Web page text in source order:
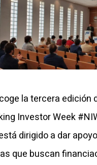
la tercera edición
Investor Week
dirigido a dar
que buscan